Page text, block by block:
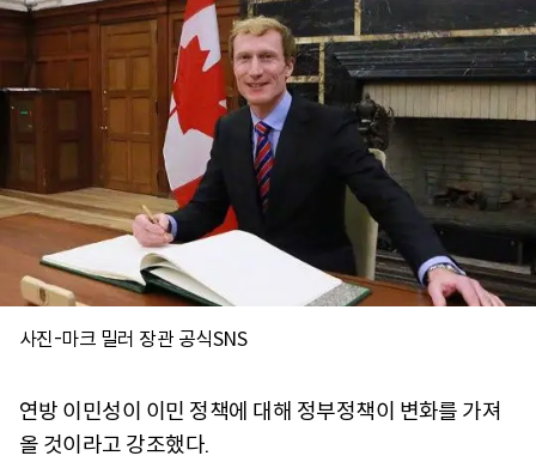
사진-마크 밀러 장관 공식SNS
연방 이민성이 이민 정책에 대해 정부정책이 변화를 가져
올 것이라고 강조했다.